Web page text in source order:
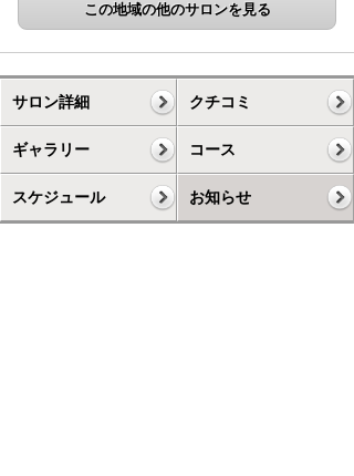
この地域の他のサロンを見る
サロン詳細 クチコミ
ギャラリー コース
スケジュール お知らせ